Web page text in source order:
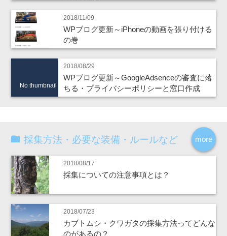
2018/11/09
WPブログ更新～iPhoneの動画を張り付ける
の巻
No thumbnail
2018/08/29
WPブログ更新～GoogleAdsenceの審査に落
ちる・プライバシーポリシーと窓口作成
more
採集方法・必要な装備・ルールなど
2018/08/17
採集についての注意事項とは？
2018/07/23
カブトムシ・クワガタの採集方法ってどんな
のがあるの？